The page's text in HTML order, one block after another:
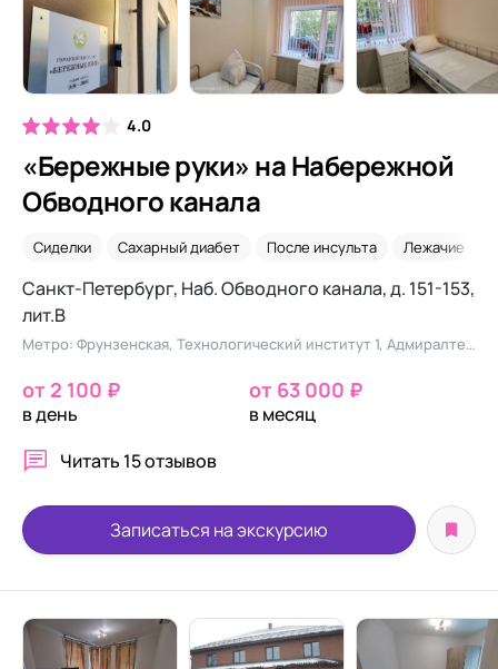
4.0
«Бережные руки» на Набережной
Обводного канала
Сиделки Сахарный диабет После инсульта Лежачие
Санкт-Петербург, Наб. Обводного канала, д. 151-153,
лит.В
Метро: Фрунзенская, Технологический институт 1, Адмиралтейская
от 2 100 ₽
в день
от 63 000 ₽
в месяц
Читать 15 отзывов
Записаться на экскурсию